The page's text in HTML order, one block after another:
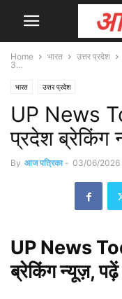
Home भारत उत्तर प्रदेश
3…
भारत उत्तर प्रदेश
UP News
प्रदेश
By आज पत्रिका - 03/06/2026
UP News
ब्रेकिंग न्यूज़,